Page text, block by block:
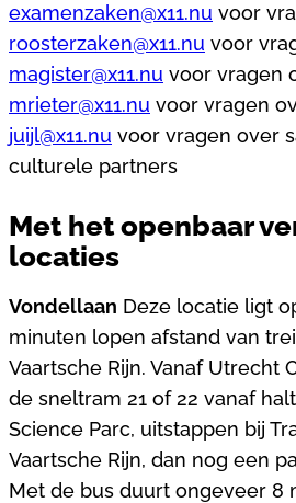
examenzaken@x11.nu voor
roosterzaken@x11.nu voor
magister@x11.nu voor vragen
mrieter@x11.nu voor vragen
juijl@x11.nu voor vragen over
culturele partners
Met het openbaar
locaties
Vondellaan Deze locatie ligt
minuten lopen afstand van
Vaartsche Rijn. Vanaf Utrecht
de sneltram 21 of 22 vanaf
Science Parc, uitstappen bij
Vaartsche Rijn, dan nog een
Met de bus duurt ongeveer 8